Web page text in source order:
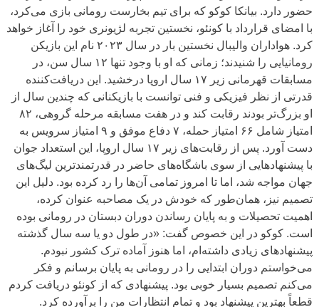
حضور دارد. بیانکا کوکو که برای تیم بخارست رومانی بازی می‌کرد،
با امضای قرارداد با کونئو، نخستین تجربه لژیونری خود را آغاز خواهد
کرد. هواداران والیبال نخستین بار در سال ۲۰۲۳ نام این بازیکن
رومانیایی را شنیدند؛ زمانی که او با وجود تنها ۱۲ سال سن، در
مسابقات قهرمانی زیر ۱۷ سال اروپا درخشید. این دریافت‌کننده
قدرتی از نظر فیزیکی و فنی توانست با بازیکنانی که چندین سال از
او بزرگ‌تر بودند رقابت کند و در هفت مسابقه مرحله گروهی، ۸۲
امتیاز شامل ۶۶ امتیاز حمله، ۷ دفاع موفق و ۹ امتیاز سرویس به
دست آورد. پس از رقابت‌های زیر ۱۷ سال اروپا، این استعداد جوان
با پیشنهادهایی از سوی باشگاه‌های حاضر در قدرتمندترین لیگ‌های
جهان مواجه شد، اما تا امروز تمامی آن‌ها را رد کرده بود. دلیل این
تصمیم نیز، همان‌طور که خودش در یک مصاحبه عنوان کرده،
اهمیت تحصیلات و به پایان رساندن دوران دبستان در رومانی بوده
است. کوکو در این خصوص گفت: «در طول دو یا سه سال گذشته
پیشنهادهای زیادی داشته‌ام، اما هنوز آماده ترک کشور نبودم.
می‌خواستم دوران ابتدایی را در رومانی به پایان برسانم و فکر
می‌کنم تصمیم بسیار خوبی بود. پیشنهادی که از کونئو دریافت کردم
قطعاً بهترین پیشنهاد بود و تمام انتظارات من را برآورده کرد.